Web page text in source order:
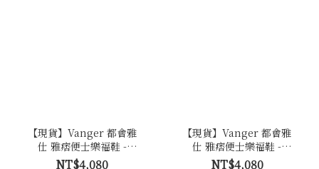
【現貨】Vanger 都會雅
仕 雅痞便士樂福鞋 -
Va304擦咖
NT$4,080
【現貨】Vanger 都會雅
仕 雅痞便士樂福鞋 -
Va304黑
NT$4,080